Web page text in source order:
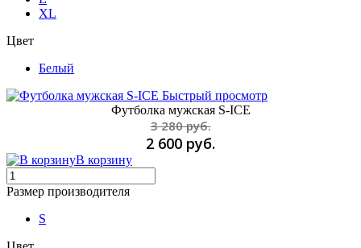
XL
Цвет
Белый
Быстрый просмотр
Футболка мужская S-ICE
3 280 руб.
2 600 руб.
В корзину
Размер производителя
S